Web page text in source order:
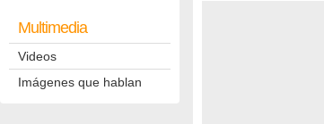
Multimedia
Videos
Imágenes que hablan